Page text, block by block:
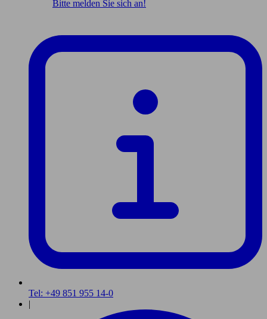
Bitte melden Sie sich an!
Tel: +49 851 955 14-0
|